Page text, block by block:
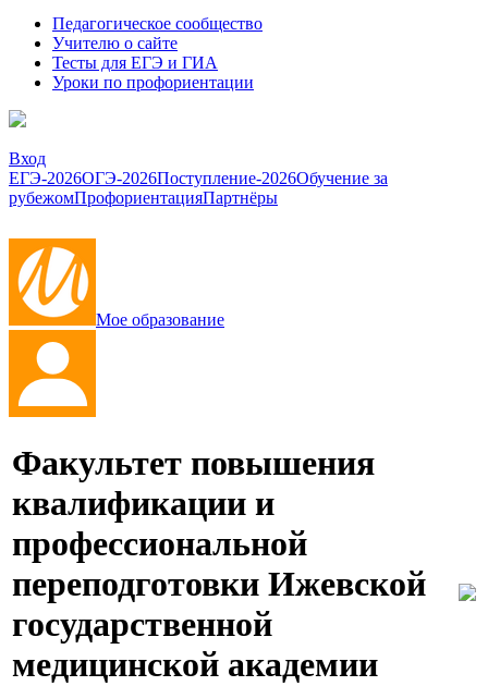
Педагогическое сообщество
Учителю о сайте
Тесты для ЕГЭ и ГИА
Уроки по профориентации
Вход
ЕГЭ-2026ОГЭ-2026Поступление-2026Обучение за
рубежомПрофориентацияПартнёры
Мое образование
Факультет повышения
квалификации и
профессиональной
переподготовки Ижевской
государственной
медицинской академии